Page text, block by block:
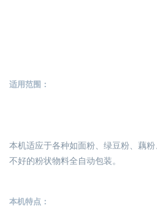
适用范围：
本机适应于各种如面粉、绿豆粉、藕
不好的粉状物料全自动包装。
本机特点：